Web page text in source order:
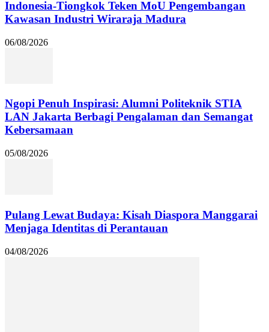
Indonesia-Tiongkok Teken MoU Pengembangan
Kawasan Industri Wiraraja Madura
06/08/2026
Ngopi Penuh Inspirasi: Alumni Politeknik STIA
LAN Jakarta Berbagi Pengalaman dan Semangat
Kebersamaan
05/08/2026
Pulang Lewat Budaya: Kisah Diaspora Manggarai
Menjaga Identitas di Perantauan
04/08/2026